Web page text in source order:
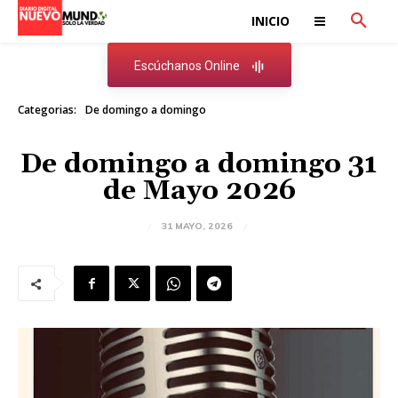
INICIO
Escúchanos Online
Categorias: De domingo a domingo
De domingo a domingo 31
de Mayo 2026
31 MAYO, 2026